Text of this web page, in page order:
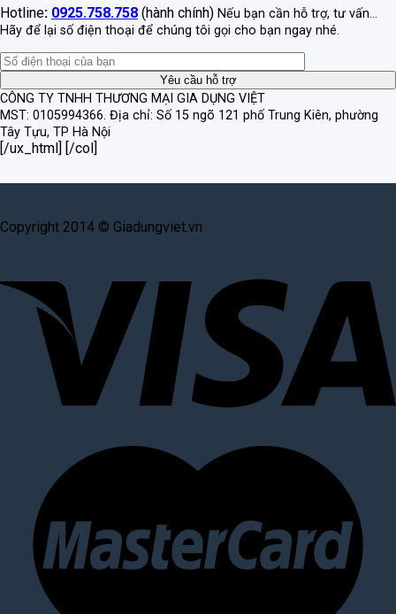
Hotline: 0925.758.758 (hành chính) Nếu bạn cần hỗ trợ, tư vấn...
Hãy để lại số điện thoại để chúng tôi gọi cho bạn ngay nhé.
CÔNG TY TNHH THƯƠNG MẠI GIA DỤNG VIỆT
MST: 0105994366. Địa chỉ: Số 15 ngõ 121 phố Trung Kiên, phường
Tây Tựu, TP Hà Nội
[/ux_html] [/col]
Copyright 2014 © Giadungviet.vn